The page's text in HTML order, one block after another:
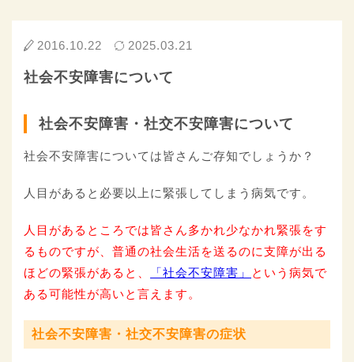
2016.10.22 2025.03.21
社会不安障害について
社会不安障害・社交不安障害について
社会不安障害については皆さんご存知でしょうか？
人目があると必要以上に緊張してしまう病気です。
人目があるところでは皆さん多かれ少なかれ緊張をす
るものですが、普通の社会生活を送るのに支障が出る
ほどの緊張があると、
「社会不安障害」
という病気で
ある可能性が高いと言えます。
社会不安障害・社交不安障害の症状